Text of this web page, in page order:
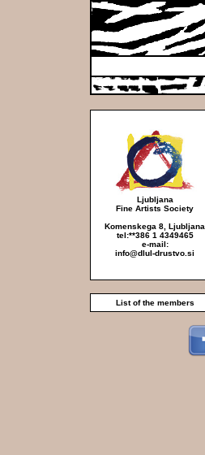
Ljubljana
Fine Artists Society
Komenskega 8, Ljubljana
tel:**386 1 4349465
e-mail:
info@dlul-drustvo.si
List of the members